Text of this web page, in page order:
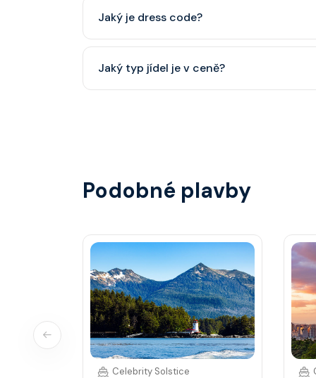
dětský klub (od 3 let).
Jaký je dress code?
smoking.
Jaký typ jídel je v ceně?
Podobné plavby
Celebrity Solstice